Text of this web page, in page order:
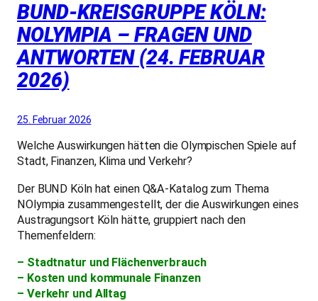
BUND-KREISGRUPPE KÖLN:
NOLYMPIA – FRAGEN UND
ANTWORTEN (24. FEBRUAR
2026)
25. Februar 2026
Welche Auswirkungen hätten die Olympischen Spiele auf
Stadt, Finanzen, Klima und Verkehr?
Der BUND Köln hat einen Q&A-Katalog zum Thema
NOlympia zusammengestellt, der die Auswirkungen eines
Austragungsort Köln hätte, gruppiert nach den
Themenfeldern:
– Stadtnatur und Flächenverbrauch
– Kosten und kommunale Finanzen
– Verkehr und Alltag